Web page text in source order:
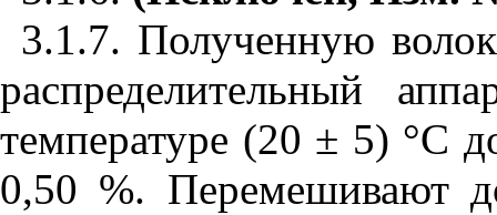
3.1.7. Полученную
распределительный
температуре (20 ± 5) °С
0,50 %. Перемешивают